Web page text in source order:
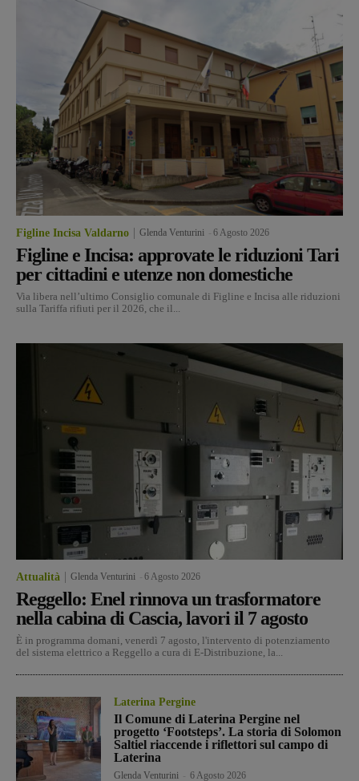
Figline Incisa Valdarno Glenda Venturini 6 Agosto 2026
Figline e Incisa: approvate le riduzioni Tari
per cittadini e utenze non domestiche
Via libera nell’ultimo Consiglio comunale di Figline e Incisa alle riduzioni
sulla Tariffa rifiuti per il 2026, che il...
Attualità Glenda Venturini 6 Agosto 2026
Reggello: Enel rinnova un trasformatore
nella cabina di Cascia, lavori il 7 agosto
È in programma domani, venerdì 7 agosto, l'intervento di potenziamento
del sistema elettrico a Reggello a cura di E-Distribuzione, la...
Laterina Pergine
Il Comune di Laterina Pergine nel
progetto ‘Footsteps’. La storia di Solomon
Saltiel riaccende i riflettori sul campo di
Laterina
Glenda Venturini 6 Agosto 2026